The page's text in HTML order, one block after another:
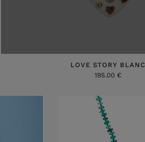
LOVE STORY BLANC
195.00 €